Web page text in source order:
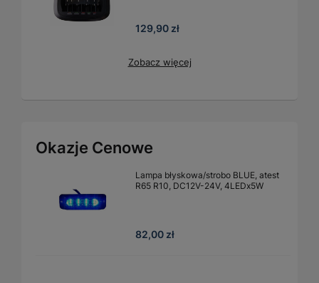
129,90 zł
Zobacz więcej
Okazje Cenowe
Lampa błyskowa/strobo BLUE, atest
R65 R10, DC12V-24V, 4LEDx5W
82,00 zł